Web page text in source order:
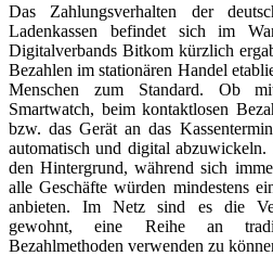
Das Zahlungsverhalten der
Ladenkassen befindet sich im
Digitalverbands Bitkom kürzlich
Bezahlen im stationären Handel
Menschen zum Standard. Ob
Smartwatch, beim kontaktlosen
bzw. das Gerät an das
automatisch und digital
den Hintergrund, während sich
alle Geschäfte würden mindestens
anbieten. Im Netz sind es die
gewohnt, eine Reihe an
Bezahlmethoden verwenden zu